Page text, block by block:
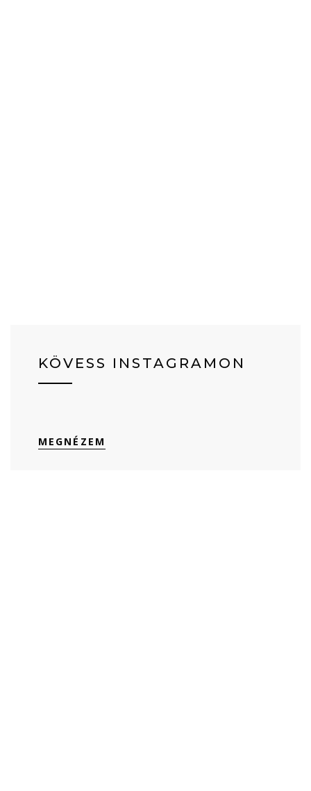
KÖVESS INSTAGRAMON
MEGNÉZEM